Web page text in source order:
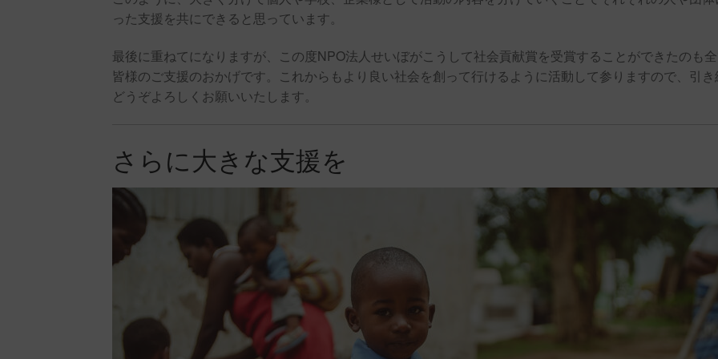
った支援を共にできると思っています。
最後に重ねてになりますが、この度NPO法人せいぼがこうして社会貢献賞を受賞することができたのも
皆様のご支援のおかげです。これからもより良い社会を創って行けるように活動して参りますので、引
どうぞよろしくお願いいたします。
さらに大きな支援を